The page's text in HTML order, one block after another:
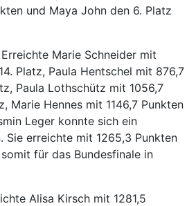
und Maya John den 6. Platz
Marie Schneider mit
Platz, Paula Hentschel mit 876,7
Paula Lothschütz mit 1056,7
Marie Hennes mit 1146,7 Punkten
Leger konnte sich ein
Sie erreichte mit 1265,3 Punkten
für das Bundesfinale in
Alisa Kirsch mit 1281,5